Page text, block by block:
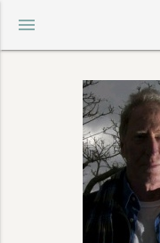
menu